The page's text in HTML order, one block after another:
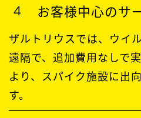
お客様中心のサ
ザルトリウスでは、ウイ
遠隔で、追加費用なしで
より、スパイク施設に出
す。